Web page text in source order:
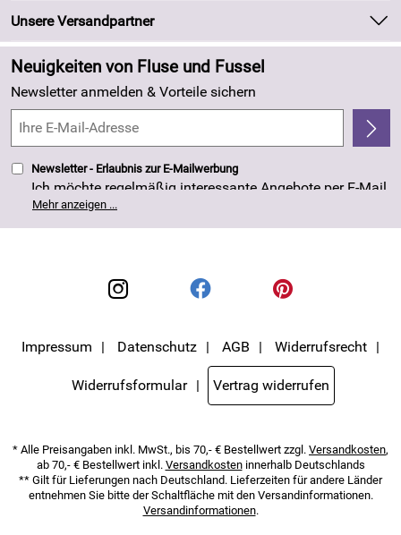
Newsletter
Zahlung und Versand
Kundenlogin
Neu
Angebote
Made in Germany
4,8/5
Unsere Versandpartner
Neuigkeiten von Fluse und Fussel
Newsletter anmelden & Vorteile sichern
Newsletter - Erlaubnis zur E-Mailwerbung
Ich möchte regelmäßig interessante Angebote per E-Mail
erhalten. Meine E-Mail-Adresse wird nicht an andere
Unternehmen weitergegeben. Die Einwilligung zur
Nutzung meiner E-Mail- Adresse für Werbezwecke kann
Mehr anzeigen ...
Impressum Datenschutz AGB Widerrufsrecht
Widerrufsformular Vertrag widerrufen
* Alle Preisangaben inkl. MwSt., bis 70,- € Bestellwert zzgl. Versandkosten,
ab 70,- € Bestellwert inkl. Versandkosteninnerhalb Deutschlands
** Gilt für Lieferungen nach Deutschland. Lieferzeiten für andere Länder
entnehmen Sie bitte der Schaltfläche mit den Versandinformationen.
Versandinformationen.